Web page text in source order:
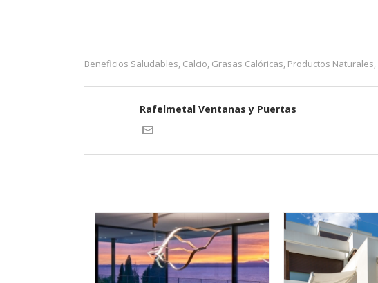
Beneficios Saludables, Calcio, Grasas Calóricas, Productos Naturales,
Rafelmetal Ventanas y Puertas